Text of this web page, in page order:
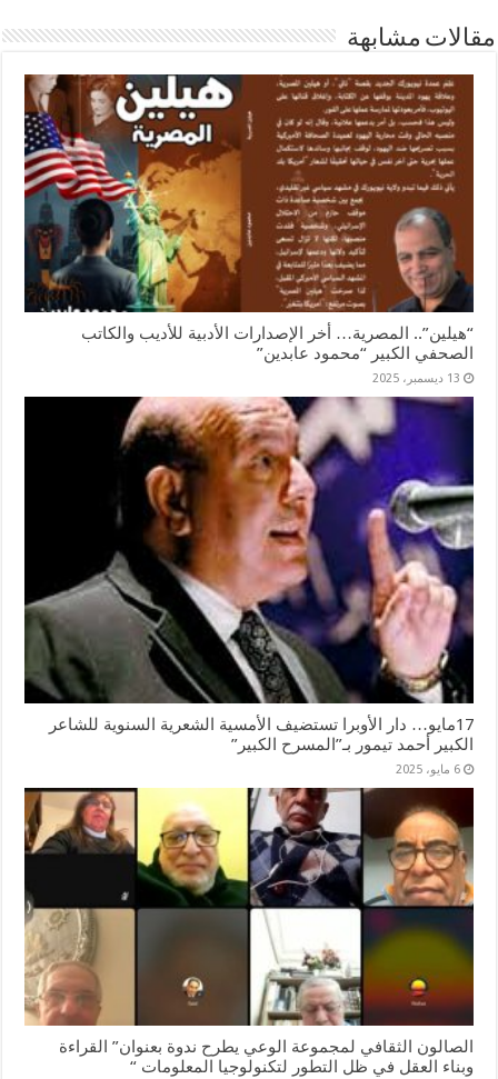
مقالات مشابهة
“هيلين”.. المصرية… أخر الإصدارات الأدبية للأديب والكاتب
الصحفي الكبير “محمود عابدين”
13 ديسمبر، 2025
17مايو… دار الأوبرا تستضيف الأمسية الشعرية السنوية للشاعر
الكبير أحمد تيمور بـ”المسرح الكبير”
6 مايو، 2025
الصالون الثقافي لمجموعة الوعي يطرح ندوة بعنوان” القراءة
وبناء العقل في ظل التطور لتكنولوجيا المعلومات “